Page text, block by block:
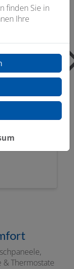
& Thermostate
finden Sie in
Ihre